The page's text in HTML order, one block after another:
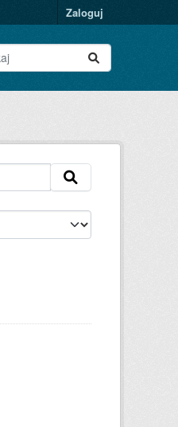
Zaloguj